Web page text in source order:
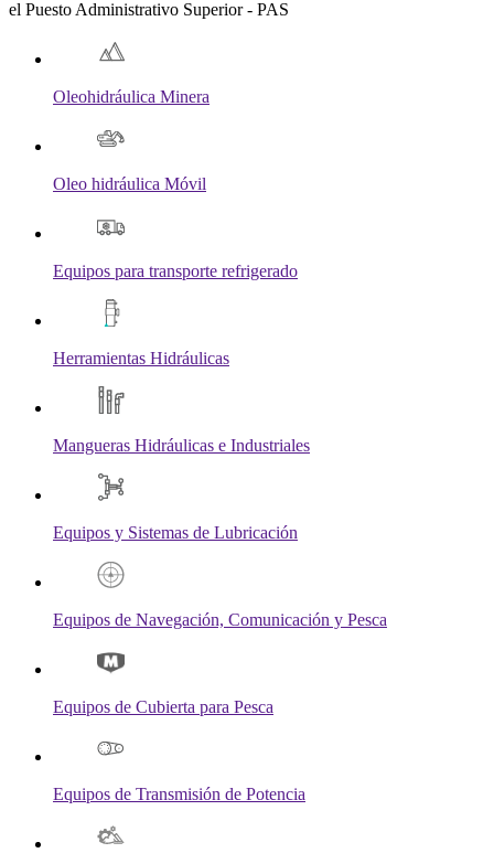
el Puesto Administrativo Superior - PAS
Oleohidráulica Minera
Oleo hidráulica Móvil
Equipos para transporte refrigerado
Herramientas Hidráulicas
Mangueras Hidráulicas e Industriales
Equipos y Sistemas de Lubricación
Equipos de Navegación, Comunicación y Pesca
Equipos de Cubierta para Pesca
Equipos de Transmisión de Potencia